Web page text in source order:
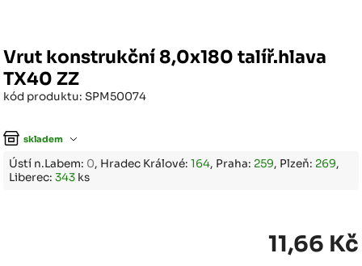
Vrut konstrukční 8,0x180 talíř.hlava
TX40 ZZ
kód produktu: SPM50074
skladem
Ústí n.Labem: 0, Hradec Králové:164, Praha: 259, Plzeň: 269,
Liberec:343 ks
11,66 Kč